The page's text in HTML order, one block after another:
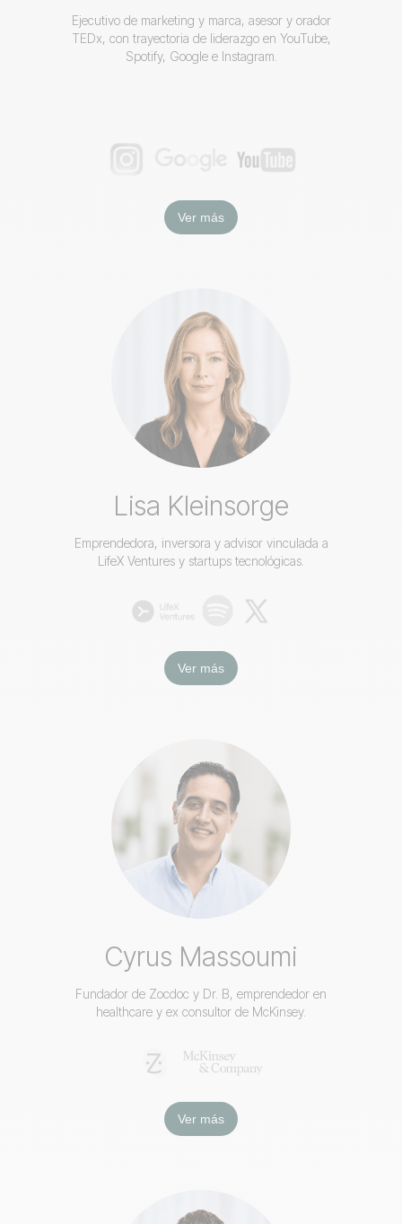
Ejecutivo de marketing y marca, asesor y orador
TEDx, con trayectoria de liderazgo en YouTube,
Spotify, Google e Instagram.
Ver más
Lisa Kleinsorge
Emprendedora, inversora y advisor vinculada a
LifeX Ventures y startups tecnológicas.
Ver más
Cyrus Massoumi
Fundador de Zocdoc y Dr. B, emprendedor en
healthcare y ex consultor de McKinsey.
Ver más